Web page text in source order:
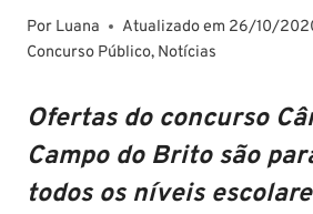
Por Luana Atualizado em 26/10/
Concurso Público, Notícias
Ofertas do concurso
Campo do Brito são
todos os níveis